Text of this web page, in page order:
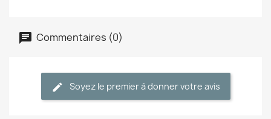
Commentaires (0)
Soyez le premier à donner votre avis